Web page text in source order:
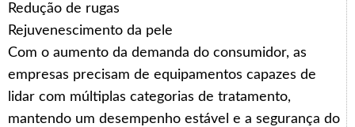
Redução de rugas
Rejuvenescimento da pele
Com o aumento da demanda do consumidor, as
empresas precisam de equipamentos capazes de
lidar com múltiplas categorias de tratamento,
mantendo um desempenho estável e a segurança do